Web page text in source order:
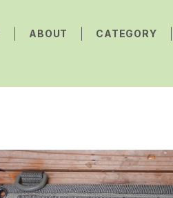
ABOUT CATEGORY